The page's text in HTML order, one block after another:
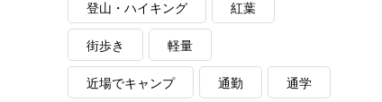
登山・ハイキング 紅葉
街歩き 軽量
近場でキャンプ 通勤 通学